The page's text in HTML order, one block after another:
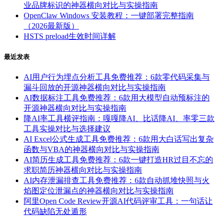
业品牌标识的神器横向对比与实操指南
OpenClaw Windows 安装教程：一键部署完整指南
（2026最新版）
HSTS preload生效时间详解
最近发表
AI用户行为埋点分析工具免费推荐：6款零代码采集与
漏斗回放的开源神器横向对比与实操指南
AI数据标注工具免费推荐：6款用大模型自动预标注的
开源神器横向对比与实操指南
降AI率工具横评指南：嘎嘎降AI、比话降AI、率零三款
工具实操对比与选择建议
AI Excel公式生成工具免费推荐：6款用大白话写出复杂
函数与VBA的神器横向对比与实操指南
AI简历生成工具免费推荐：6款一键打造HR过目不忘的
求职简历神器横向对比与实操指南
AI内存泄漏排查工具免费推荐：6款自动抓堆快照与火
焰图定位泄漏点的神器横向对比与实操指南
阿里Open Code Review开源AI代码评审工具：一句话让
代码缺陷无处遁形